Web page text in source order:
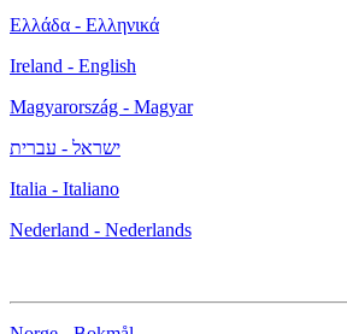
Ελλάδα - Ελληνικά
Ireland - English
Magyarország - Magyar
ישראל - עברית
Italia - Italiano
Nederland - Nederlands